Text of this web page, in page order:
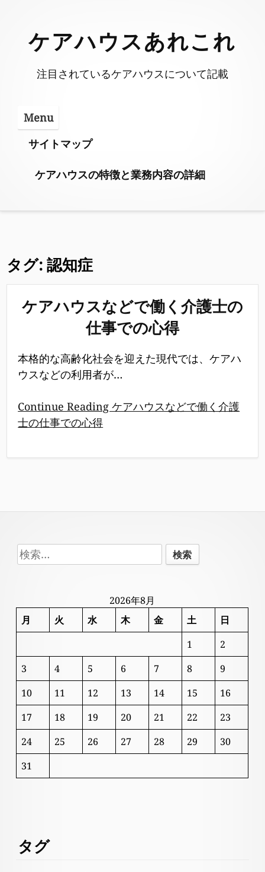
contentケアハウスあれこれ
注目されているケアハウスについて記載
Menu
サイトマップ
ケアハウスの特徴と業務内容の詳細
タグ:認知症
ケアハウスなどで働く介護士の
仕事での心得
本格的な高齢化社会を迎えた現代では、ケアハ
ウスなどの利用者が…
Continue Reading ケアハウスなどで働く介護
士の仕事での心得
Footer
Content
検
索:
2026年8月
月
火 水 木 金 土
日
1
2
3
4 5 6 7 8
9
10
11 12 13 14 15
16
17
18 19 20 21 22
23
24
25 26 27 28 29
30
31
タグ